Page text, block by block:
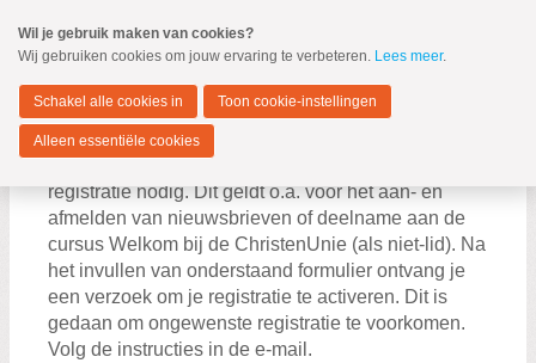
naar
Spring
de
inhoud
Spring
naar
hoofdmenu
Nieuwkoop
MENU
Zoeken:
Zoeken
registratie nodig. Dit geldt o.a. voor het aan- en
afmelden van nieuwsbrieven of deelname aan de
cursus Welkom bij de ChristenUnie (als niet-lid). Na
het invullen van onderstaand formulier ontvang je
een verzoek om je registratie te activeren. Dit is
gedaan om ongewenste registratie te voorkomen.
Volg de instructies in de e-mail.
Wil je gebruik maken van cookies?
Wij gebruiken cookies om jouw ervaring te verbeteren. Lees meer.
Schakel alle cookies in Toon cookie-instellingen
Alleen essentiële cookies